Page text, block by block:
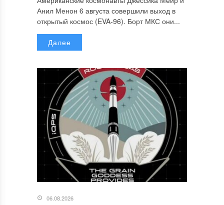
Анил Менон 6 августа совершили выход в
открытый космос (EVA-96). Борт МКС они...
Далее
06.08.2026